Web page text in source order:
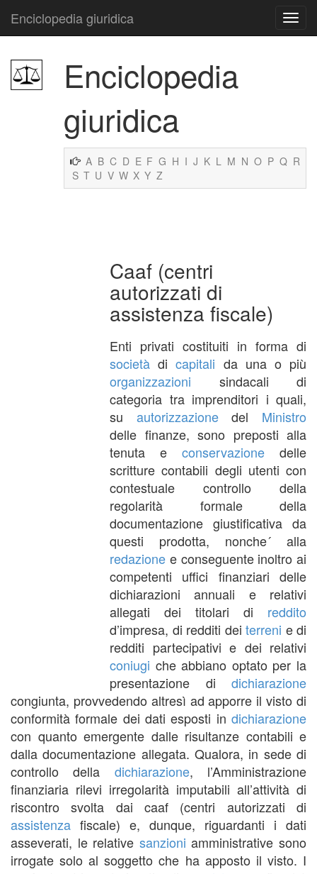
Enciclopedia giuridica
Enciclopedia
giuridica
A B C D E F G H I J K L M N O P Q R
S T U V W X Y Z
Caaf (centri
autorizzati di
assistenza fiscale)
Enti privati costituiti in forma di
società dicapitali da una o più
organizzazioni sindacali di
categoria tra imprenditori i quali,
su autorizzazionedel Ministro
delle finanze, sono preposti alla
tenuta e conservazione delle
scritture contabili degli utenti con
contestuale controllo della
regolarità formale della
documentazione giustificativa da
questi prodotta, nonche´ alla
redazione e conseguente inoltro ai
competenti uffici finanziari delle
dichiarazioni annuali e relativi
allegati dei titolari di reddito
d’impresa, di redditi dei terreni e di
redditi partecipativi e dei relativi
coniugi che abbiano optato per la
presentazione di dichiarazione
congiunta, provvedendo altresì ad apporre il visto di
conformità formale dei dati esposti in dichiarazione
con quanto emergente dalle risultanze contabili e
dalla documentazione allegata. Qualora, in sede di
controllo della dichiarazione, l’Amministrazione
finanziaria rilevi irregolarità imputabili all’attività di
riscontro svolta dai caaf (centri autorizzati di
assistenza fiscale) e, dunque, riguardanti i dati
asseverati, le relative sanzioni amministrative sono
irrogate solo al soggetto che ha apposto il visto. I